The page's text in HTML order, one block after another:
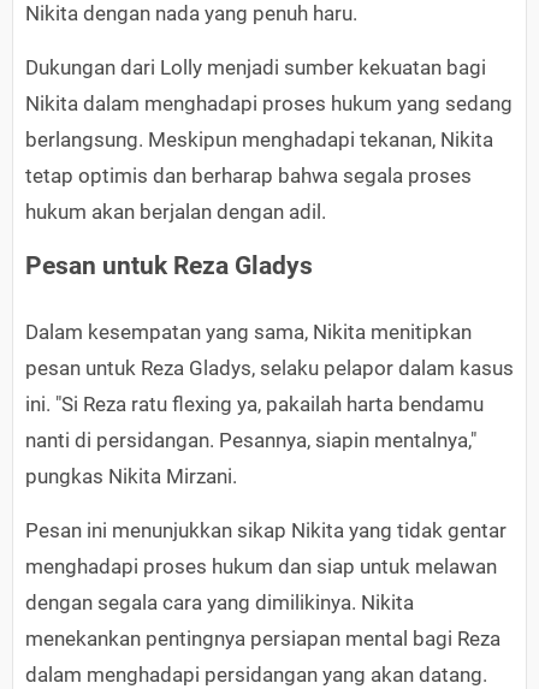
Nikita dengan nada yang penuh haru.
Dukungan dari Lolly menjadi sumber kekuatan bagi
Nikita dalam menghadapi proses hukum yang sedang
berlangsung. Meskipun menghadapi tekanan, Nikita
tetap optimis dan berharap bahwa segala proses
hukum akan berjalan dengan adil.
Pesan untuk Reza Gladys
Dalam kesempatan yang sama, Nikita menitipkan
pesan untuk Reza Gladys, selaku pelapor dalam kasus
ini. "Si Reza ratu flexing ya, pakailah harta bendamu
nanti di persidangan. Pesannya, siapin mentalnya,"
pungkas Nikita Mirzani.
Pesan ini menunjukkan sikap Nikita yang tidak gentar
menghadapi proses hukum dan siap untuk melawan
dengan segala cara yang dimilikinya. Nikita
menekankan pentingnya persiapan mental bagi Reza
dalam menghadapi persidangan yang akan datang.